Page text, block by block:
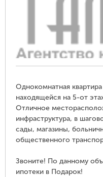
Однокомнатная
находящейся на 5-от
Отличное
инфраструктура, в
сады, магазины,
общественного
Звоните! По данному
ипотеки в Подарок!